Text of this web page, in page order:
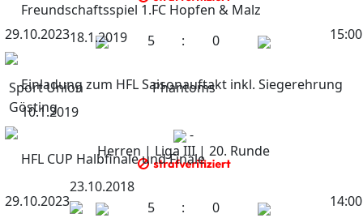
29.10.2023 15:00
5 : 0
Sport Union
Gösting
Phantoms
-
Herren | Liga III | 20. Runde
29.10.2023 14:00
5 : 0
Freundschaftsspiel 1.FC Hopfen & Malz
18.1.2019
Einladung zum HFL Saisonauftakt inkl. Siegerehrung
10.1.2019
HFL CUP Halbfinale und Finale
23.10.2018